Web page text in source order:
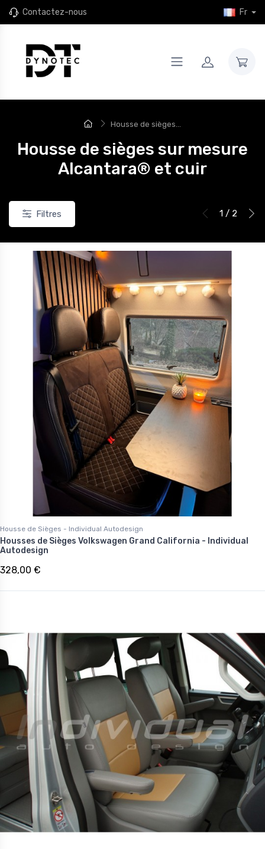
Contactez-nous Fr
Housse de sièges...
Housse de sièges sur mesure
Alcantara® et cuir
Filtres 1 / 2
Housse de Sièges - Individual Autodesign
Housses de Sièges Volkswagen Grand California - Individual
Autodesign
328,00 €